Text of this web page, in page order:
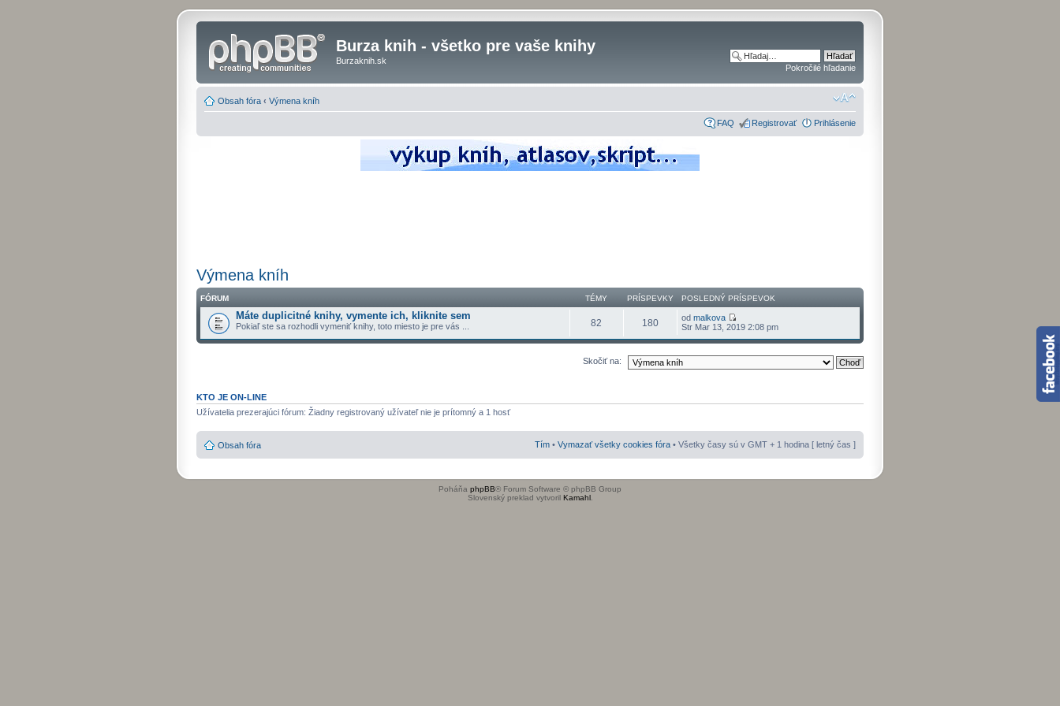
Burza knih - všetko pre vaše knihy
Burzaknih.sk
Pokročilé hľadanie
Obsah fóra ‹ Výmena kníh
FAQ Registrovať Prihlásenie
Výmena kníh
FÓRUM TÉMY PRÍSPEVKY POSLEDNÝ PRÍSPEVOK
Máte duplicitné knihy, vymente ich, kliknite sem
Pokiaľ ste sa rozhodli vymeniť knihy, toto miesto je pre vás ... 82 180 od malkova
Str Mar 13, 2019 2:08 pm
Skočiť na:
KTO JE ON-LINE
Užívatelia prezerajúci fórum: Žiadny registrovaný užívateľ nie je prítomný a 1 hosť
Obsah fóra Tím • Vymazať všetky cookies fóra • Všetky časy sú v GMT + 1 hodina [ letný čas ]
Poháňa phpBB® Forum Software © phpBB Group
Slovenský preklad vytvoril Kamahl.